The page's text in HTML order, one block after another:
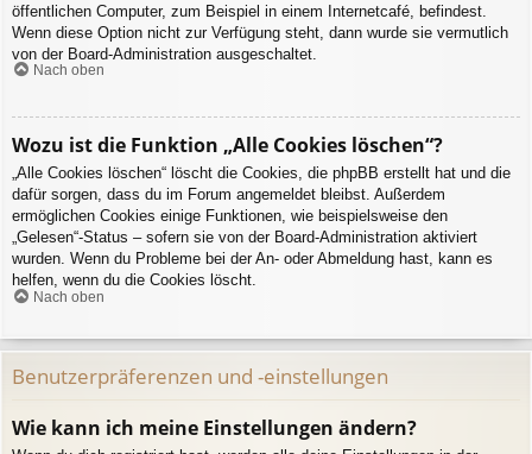
öffentlichen Computer, zum Beispiel in einem Internetcafé, befindest.
Wenn diese Option nicht zur Verfügung steht, dann wurde sie vermutlich
von der Board-Administration ausgeschaltet.
Nach oben
Wozu ist die Funktion „Alle Cookies löschen“?
„Alle Cookies löschen“ löscht die Cookies, die phpBB erstellt hat und die
dafür sorgen, dass du im Forum angemeldet bleibst. Außerdem
ermöglichen Cookies einige Funktionen, wie beispielsweise den
„Gelesen“-Status – sofern sie von der Board-Administration aktiviert
wurden. Wenn du Probleme bei der An- oder Abmeldung hast, kann es
helfen, wenn du die Cookies löscht.
Nach oben
Benutzerpräferenzen und -einstellungen
Wie kann ich meine Einstellungen ändern?